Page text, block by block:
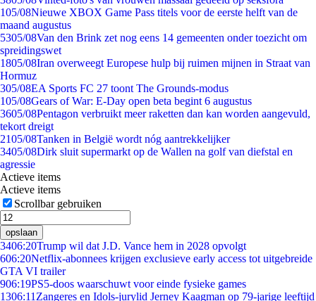
105/08Nieuwe XBOX Game Pass titels voor de eerste helft van de
maand augustus
5305/08Van den Brink zet nog eens 14 gemeenten onder toezicht om
spreidingswet
1805/08Iran overweegt Europese hulp bij ruimen mijnen in Straat van
Hormuz
305/08EA Sports FC 27 toont The Grounds-modus
105/08Gears of War: E-Day open beta begint 6 augustus
3605/08Pentagon verbruikt meer raketten dan kan worden aangevuld,
tekort dreigt
2105/08Tanken in België wordt nóg aantrekkelijker
3405/08Dirk sluit supermarkt op de Wallen na golf van diefstal en
agressie
Actieve items
Actieve items
Scrollbar gebruiken
opslaan
3406:20Trump wil dat J.D. Vance hem in 2028 opvolgt
606:20Netflix-abonnees krijgen exclusieve early access tot uitgebreide
GTA VI trailer
906:19PS5-doos waarschuwt voor einde fysieke games
1306:11 Zangeres en Idols-jurylid Jerney Kaagman op 79-jarige leeftijd